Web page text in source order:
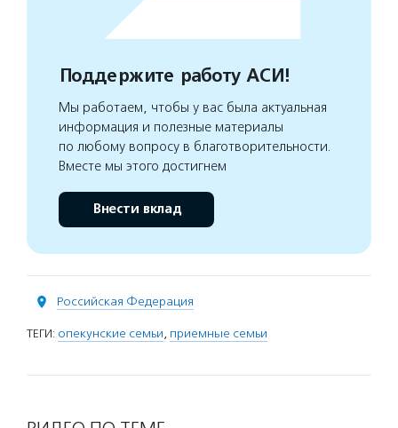
Поддержите работу АСИ!
Мы работаем, чтобы у вас была актуальная
информация и полезные материалы
по любому вопросу в благотворительности.
Вместе мы этого достигнем
Внести вклад
Российская Федерация
ТЕГИ: опекунские семьи, приемные семьи